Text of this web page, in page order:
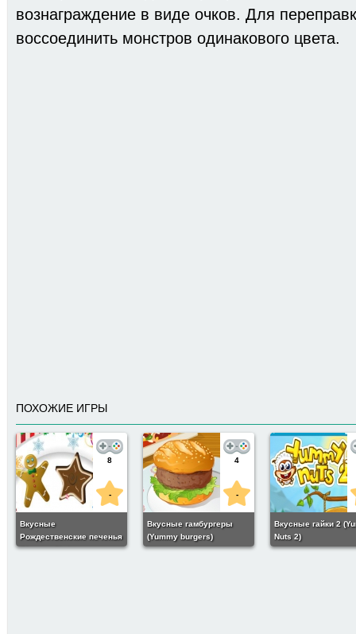
вознаграждение в виде очков. Для
воссоединить монстров одинакового цвета.
ПОХОЖИЕ ИГРЫ
8
-
Вкусные
Рождественские печенья
(Yummy Christmas
4
-
Вкусные гамбургеры
(Yummy burgers)
Вкусные гайки 2
Nuts 2)